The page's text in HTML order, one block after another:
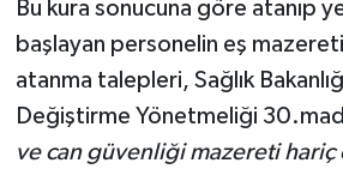
Bu kura sonucuna göre atanıp
başlayan personelin eş
atanma talepleri, Sağlık
Değiştirme Yönetmeliği
ve can güvenliği mazereti hariç